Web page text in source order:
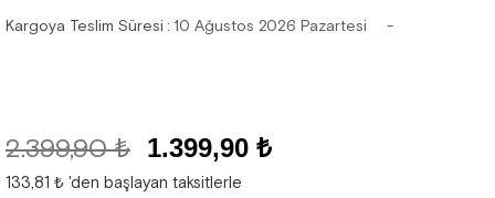
Kargoya Teslim Süresi : 10 Ağustos 2026 Pazartesi
2.399,90 ₺ 1.399,90 ₺
133,81 ₺ 'den başlayan taksitlerle